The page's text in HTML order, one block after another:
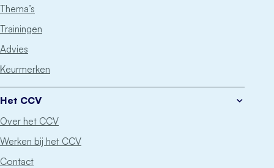
Thema’s
Trainingen
Advies
Keurmerken
Het CCV
Over het CCV
Werken bij het CCV
Contact